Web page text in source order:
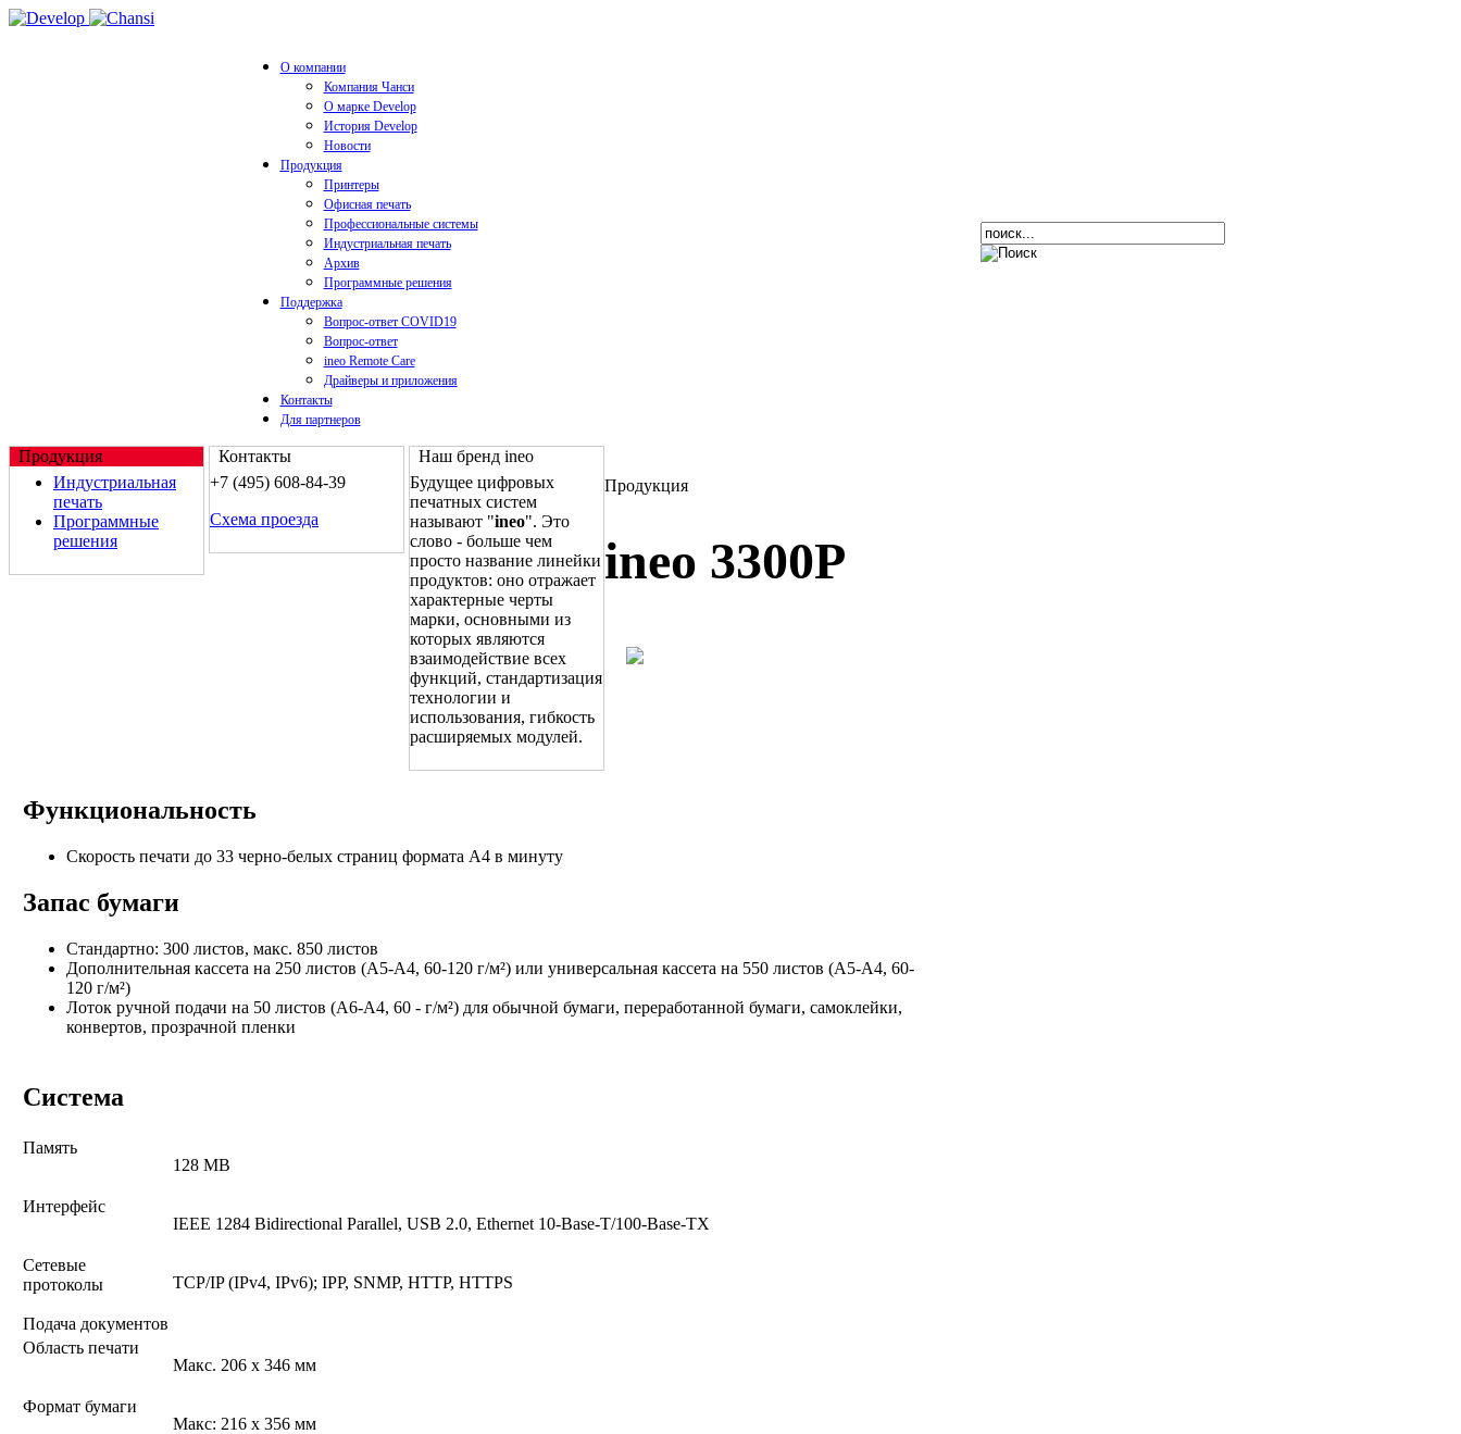
О компании
Компания Чанси
О марке Develop
История Develop
Новости
Продукция
Принтеры
Офисная печать
Профессиональные системы
Индустриальная печать
Архив
Программные решения
Поддержка
Вопрос-ответ COVID19
Вопрос-ответ
ineo Remote Care
Драйверы и приложения
Контакты
Для партнеров
Продукция
Индустриальная
печать
Программные
решения
Контакты
+7 (495) 608-84-39
Схема проезда
Наш бренд ineo
Будущее цифровых
печатных систем
называют "ineo". Это
слово - больше чем
просто название линейки
продуктов: оно отражает
характерные черты
марки, основными из
которых являются
взаимодействие всех
функций, стандартизация
технологии и
использования, гибкость
расширяемых модулей.
Продукция
ineo 3300P
Функциональность
Скорость печати до 33 черно-белых страниц формата А4 в минуту
Запас бумаги
Стандартно: 300 листов, макс. 850 листов
Дополнительная кассета на 250 листов (A5-A4, 60-120 г/м²) или универсальная кассета на 550 листов (A5-A4, 60-
120 г/м²)
Лоток ручной подачи на 50 листов (A6-A4, 60 - г/м²) для обычной бумаги, переработанной бумаги, самоклейки,
конвертов, прозрачной пленки
Система
Память
128 MB
Интерфейс
IEEE 1284 Bidirectional Parallel, USB 2.0, Ethernet 10-Base-T/100-Base-TX
Сетевые
протоколы
TCP/IP (IPv4, IPv6); IPP, SNMP, HTTP, HTTPS
Подача документов
Область печати
Макс. 206 x 346 мм
Формат бумаги
Макс: 216 x 356 мм